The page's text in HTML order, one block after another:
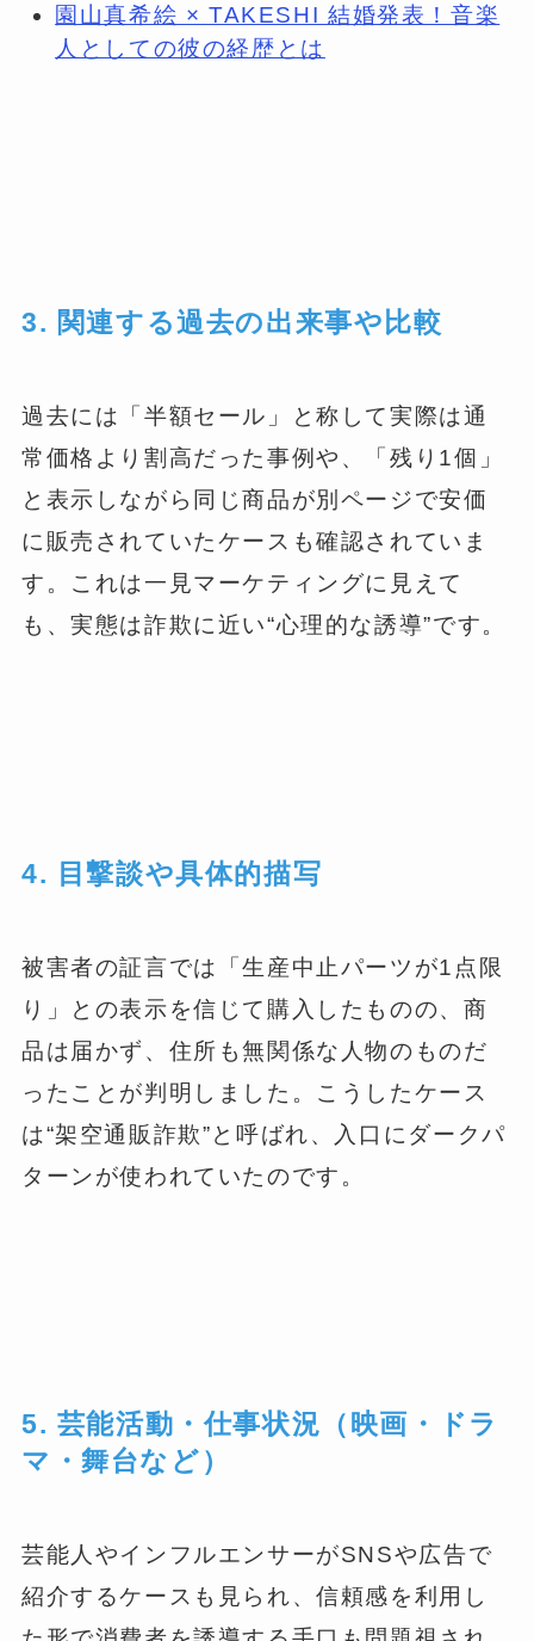
園山真希絵 × TAKESHI 結婚発表！音楽
人としての彼の経歴とは
3. 関連する過去の出来事や比較
過去には「半額セール」と称して実際は通
常価格より割高だった事例や、「残り1個」
と表示しながら同じ商品が別ページで安価
に販売されていたケースも確認されていま
す。これは一見マーケティングに見えて
も、実態は詐欺に近い“心理的な誘導”です。
4. 目撃談や具体的描写
被害者の証言では「生産中止パーツが1点限
り」との表示を信じて購入したものの、商
品は届かず、住所も無関係な人物のものだ
ったことが判明しました。こうしたケース
は“架空通販詐欺”と呼ばれ、入口にダークパ
ターンが使われていたのです。
5. 芸能活動・仕事状況（映画・ドラ
マ・舞台など）
芸能人やインフルエンサーがSNSや広告で
紹介するケースも見られ、信頼感を利用し